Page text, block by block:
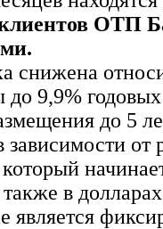
ОТП
снижена
9,9%
до 5
от
в
является